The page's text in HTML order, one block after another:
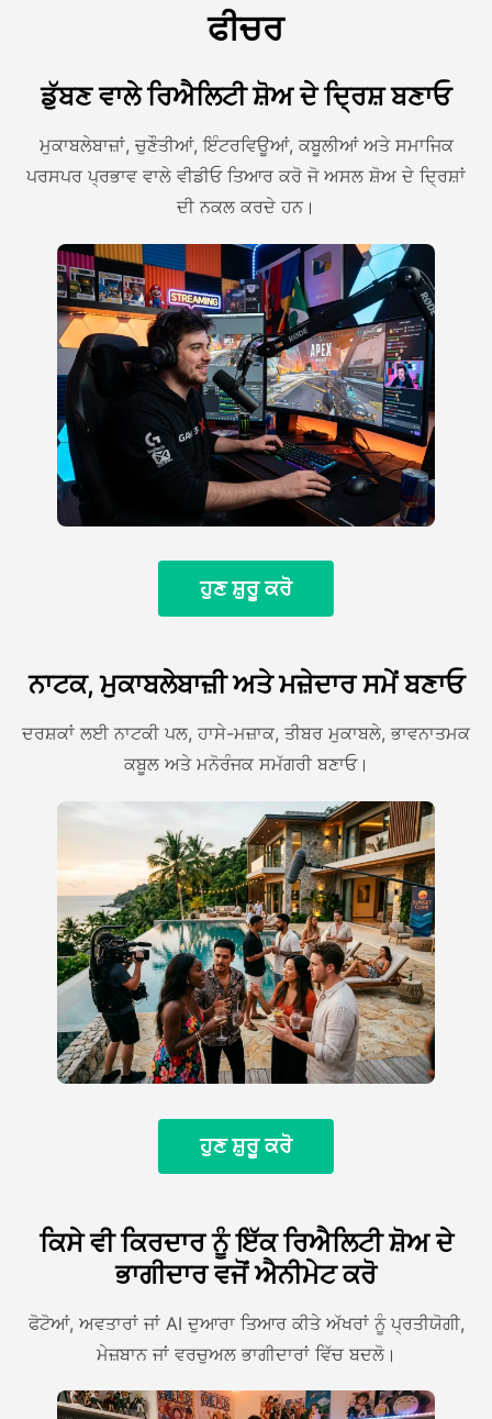
ਫੀਚਰ
ਡੁੱਬਣ ਵਾਲੇ ਰਿਐਲਿਟੀ ਸ਼ੋਅ ਦੇ ਦ੍ਰਿਸ਼ ਬਣਾਓ
ਮੁਕਾਬਲੇਬਾਜ਼ਾਂ, ਚੁਣੌਤੀਆਂ, ਇੰਟਰਵਿਊਆਂ, ਕਬੂਲੀਆਂ ਅਤੇ ਸਮਾਜਿਕ
ਪਰਸਪਰ ਪ੍ਰਭਾਵ ਵਾਲੇ ਵੀਡੀਓ ਤਿਆਰ ਕਰੋ ਜੋ ਅਸਲ ਸ਼ੋਅ ਦੇ ਦ੍ਰਿਸ਼ਾਂ
ਦੀ ਨਕਲ ਕਰਦੇ ਹਨ।
ਹੁਣ ਸ਼ੁਰੂ ਕਰੋ
ਨਾਟਕ, ਮੁਕਾਬਲੇਬਾਜ਼ੀ ਅਤੇ ਮਜ਼ੇਦਾਰ ਸਮੇਂ ਬਣਾਓ
ਦਰਸ਼ਕਾਂ ਲਈ ਨਾਟਕੀ ਪਲ, ਹਾਸੇ-ਮਜ਼ਾਕ, ਤੀਬਰ ਮੁਕਾਬਲੇ, ਭਾਵਨਾਤਮਕ
ਕਬੂਲ ਅਤੇ ਮਨੋਰੰਜਕ ਸਮੱਗਰੀ ਬਣਾਓ।
ਹੁਣ ਸ਼ੁਰੂ ਕਰੋ
ਕਿਸੇ ਵੀ ਕਿਰਦਾਰ ਨੂੰ ਇੱਕ ਰਿਐਲਿਟੀ ਸ਼ੋਅ ਦੇ
ਭਾਗੀਦਾਰ ਵਜੋਂ ਐਨੀਮੇਟ ਕਰੋ
ਫੋਟੋਆਂ, ਅਵਤਾਰਾਂ ਜਾਂ AI ਦੁਆਰਾ ਤਿਆਰ ਕੀਤੇ ਅੱਖਰਾਂ ਨੂੰ ਪ੍ਰਤੀਯੋਗੀ,
ਮੇਜ਼ਬਾਨ ਜਾਂ ਵਰਚੁਅਲ ਭਾਗੀਦਾਰਾਂ ਵਿੱਚ ਬਦਲੋ।